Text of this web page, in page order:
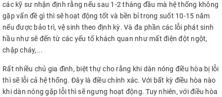
các kỹ sư nhận định rằng nếu sau 1-2 tháng đầu mà hệ thống không
gặp vấn đề gì thì sẽ hoạt động tốt và bền bỉ trong suốt 10-15 năm
nếu được bảo trì, vệ sinh theo định kỳ. Và đa phần các lỗi phát sinh
hầu như sẽ đến từ các yếu tố khách quan như mất điện đột ngột,
chập cháy,...
Rất nhiều chủ gia đình, biệt thự cho rằng khi dàn nóng điều hòa bị lỗi
thì sẽ lỗi cả hệ thống. Đây là điều chính xác. Với bất kỳ điều hòa nào
khi dàn nóng gặp lỗi thì sẽ ngưng hoạt động. Tuy nhiên, với điều hòa